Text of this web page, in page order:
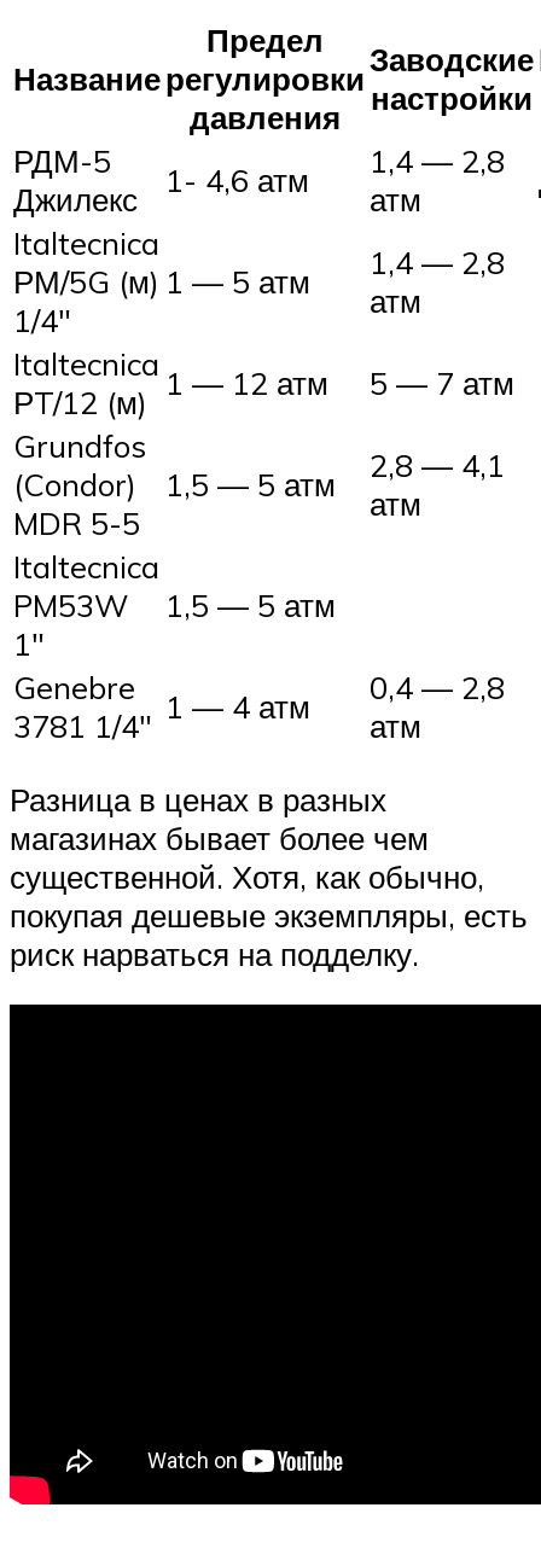
Название
Предел
регулировки
давления
Заводские
настройки
РДМ-5
Джилекс
1- 4,6 атм
1,4 — 2,8
атм
Italtecnica
РМ/5G (м)
1/4″
1 — 5 атм
1,4 — 2,8
атм
Italtecnica
РT/12 (м)
1 — 12 атм 5 — 7 атм
Grundfos
(Condor)
MDR 5-5
1,5 — 5 атм
2,8 — 4,1
атм
Italtecnica
PM53W
1″
1,5 — 5 атм
Genebre
3781 1/4″ 1 — 4 атм
0,4 — 2,8
атм
Разница в ценах в разных
магазинах бывает более чем
существенной. Хотя, как обычно,
покупая дешевые экземпляры, есть
риск нарваться на подделку.